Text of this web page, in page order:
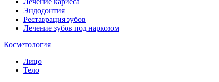
Лечение кариеса
Эндодонтия
Реставрация зубов
Лечение зубов под наркозом
Косметология
Лицо
Тело